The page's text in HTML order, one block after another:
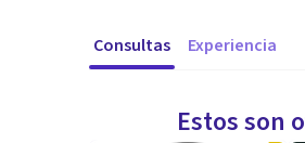
Consultas Experiencia
Estos son